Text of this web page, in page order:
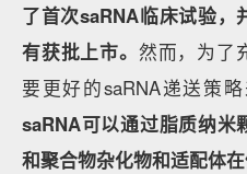
了首次saRNA临床试验，
有获批上市。 然而，为了
要更好的saRNA递送策
saRNA可以通过脂质纳米
和聚合物杂化物和适配体在